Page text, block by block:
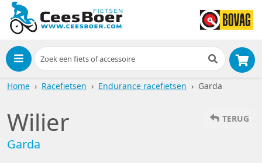
Menu
Home Racefietsen Endurance racefietsen Garda
TERUG
Wilier
Garda